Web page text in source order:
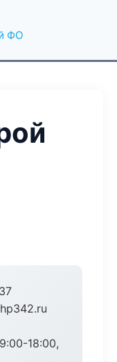
ФО
18:00,